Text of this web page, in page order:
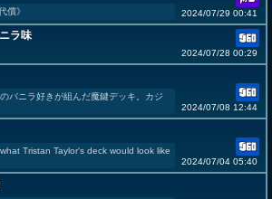
償》 2024/07/29 00:41
ラ味
2024/07/28 00:29
バニラ好きが組んだ魔鍵デッキ。カジ
2024/07/08 12:44
Tristan Taylor's deck would look like
2024/07/04 05:40